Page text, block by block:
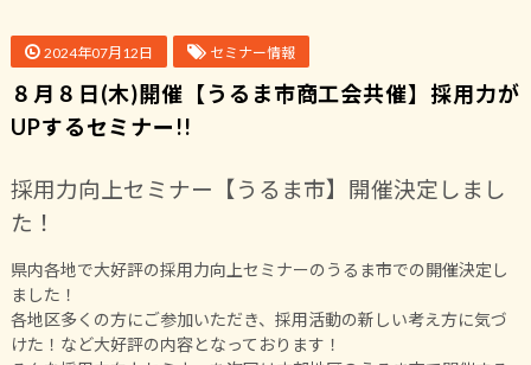
2024年07月12日 セミナー情報
８月８日(木)開催【うるま市商工会共催】採用力が
UPするセミナー!!
採用力向上セミナー【うるま市】開催決定しまし
た！
県内各地で大好評の採用力向上セミナーのうるま市での開催決定し
ました！
各地区多くの方にご参加いただき、採用活動の新しい考え方に気づ
けた！など大好評の内容となっております！